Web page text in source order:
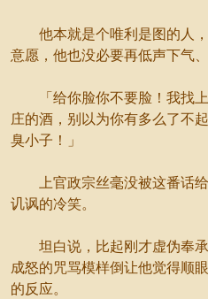
他本就是个唯利是图的人，
意愿，他也没必要再低声下气
「给你脸你不要脸！我找上
庄的酒，别以为你有多么了不
臭小子！」
上官政宗丝毫没被这番话给
讥讽的冷笑。
坦白说，比起刚才虚伪奉承
成怒的咒骂模样倒让他觉得顺
的反应。